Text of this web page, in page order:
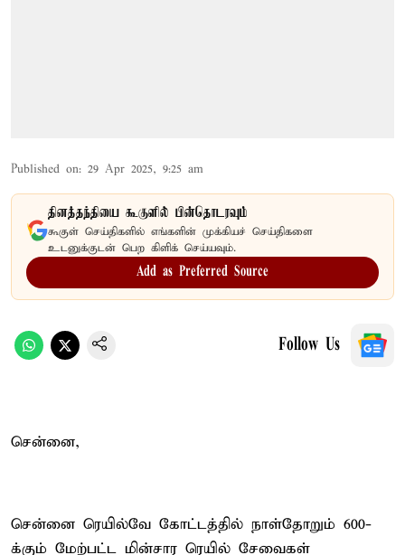
Published on: 29 Apr 2025, 9:25 am
தினத்தந்தியை கூகுளில் பின்தொடரவும்
கூகுள் செய்திகளில் எங்களின் முக்கியச் செய்திகளை
உடனுக்குடன் பெற கிளிக் செய்யவும்.
Add as Preferred Source
Follow Us
சென்னை,
சென்னை ரெயில்வே கோட்டத்தில் நாள்தோறும் 600-
க்கும் மேற்பட்ட மின்சார ரெயில் சேவைகள்